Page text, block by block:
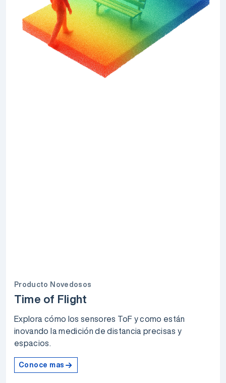
Producto Novedosos
Time of Flight
Explora cómo los sensores ToF y como están
inovando la medición de distancia precisas y
espacios.
Conoce mas